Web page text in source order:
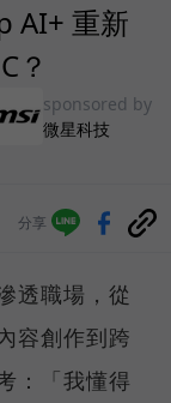
AI+ 重新
？
sponsored by
微星科技
分享
透職場，從
容創作到跨
：「我懂得